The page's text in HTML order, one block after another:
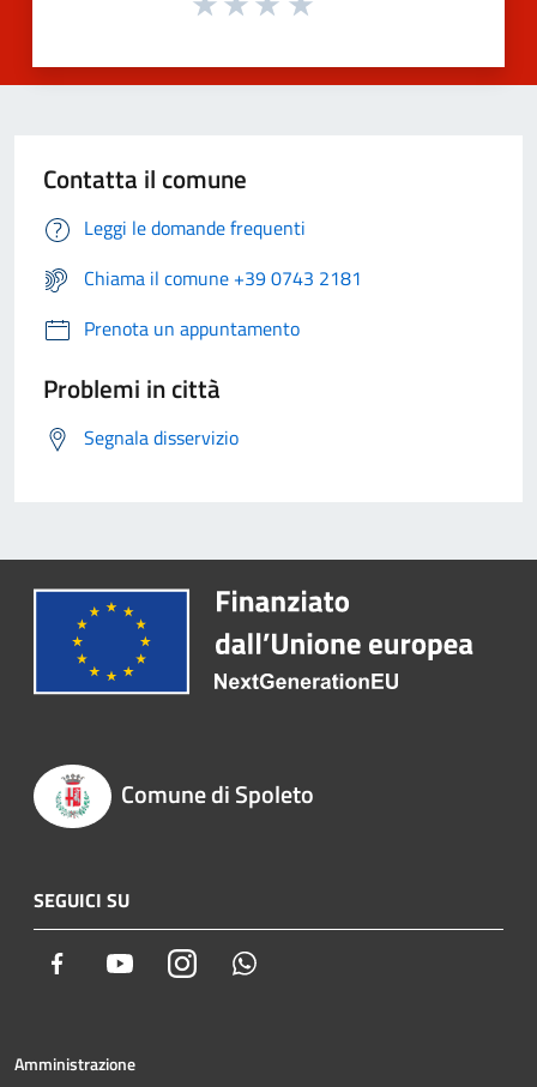
Contatta il comune
Leggi le domande frequenti
Chiama il comune +39 0743 2181
Prenota un appuntamento
Problemi in città
Segnala disservizio
Comune di Spoleto
SEGUICI SU
Facebook YoutubeInstagram
Amministrazione